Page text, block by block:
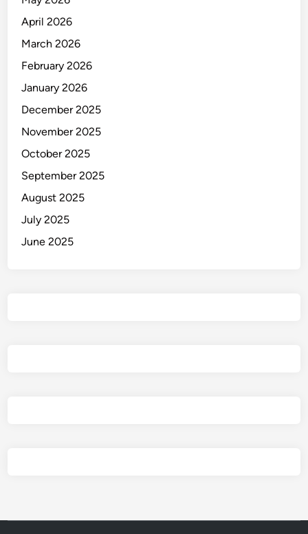
April 2026
March 2026
February 2026
January 2026
December 2025
November 2025
October 2025
September 2025
August 2025
July 2025
June 2025